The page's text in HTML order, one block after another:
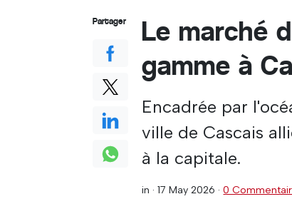
Le marché
gamme à
Encadrée par
ville de Cascais
à la capitale.
in ·17 May 2026 ·0
Partager